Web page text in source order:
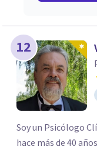
12
Soy un Psicólogo
hace más de 40